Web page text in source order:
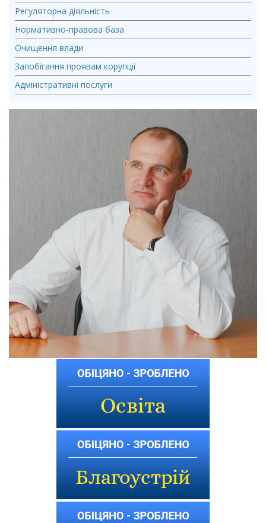
Регуляторна діяльність
Нормативно-правова база
Очищення влади
Запобігання проявам корупції
Адміністративні послуги